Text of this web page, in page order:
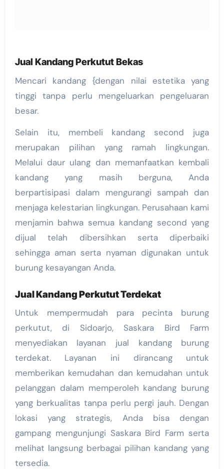
Jual Kandang Perkutut Bekas
Mencari kandang {dengan nilai estetika yang
tinggi tanpa perlu mengeluarkan pengeluaran
besar.
Selain itu, membeli kandang second juga
merupakan pilihan yang ramah lingkungan.
Melalui daur ulang dan memanfaatkan kembali
kandang yang masih berguna, Anda
berpartisipasi dalam mengurangi sampah dan
menjaga kelestarian lingkungan. Perusahaan kami
menjamin bahwa semua kandang second yang
dijual telah dibersihkan serta diperbaiki
sehingga aman serta nyaman digunakan untuk
burung kesayangan Anda.
Jual Kandang Perkutut Terdekat
Untuk mempermudah para pecinta burung
perkutut, di Sidoarjo, Saskara Bird Farm
menyediakan layanan jual kandang burung
terdekat. Layanan ini dirancang untuk
memberikan kemudahan dan kemudahan untuk
pelanggan dalam memperoleh kandang burung
yang berkualitas tanpa perlu pergi jauh. Dengan
lokasi yang strategis, Anda bisa dengan
gampang mengunjungi Saskara Bird Farm serta
melihat langsung berbagai pilihan kandang yang
tersedia.